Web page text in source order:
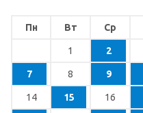
Пн Вт Ср
1 2
7 8 9
14 15 16